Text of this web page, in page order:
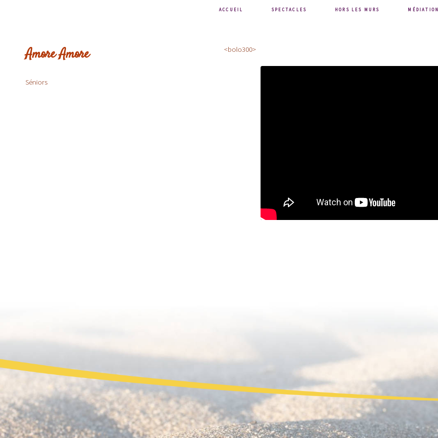
ACCUEIL SPECTACLES HORS LES MURS
Amore Amore
Séniors
<bolo300>